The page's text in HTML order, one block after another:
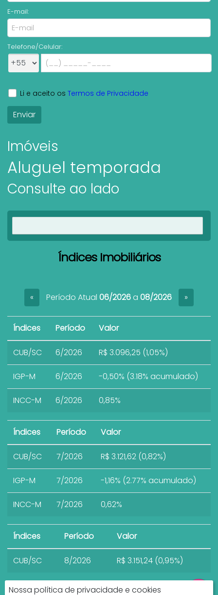
Nossa política de privacidade e cookies
E-mail:
Telefone/Celular:
Li e aceito os Termos de Privacidade
Imóveis
Aluguel temporada
Consulte ao lado
Índices Imobiliários
« Período Atual 06/2026a 08/2026 »
Índices Período Valor
CUB/SC 6/2026 R$ 3.096,25 (1,05%)
IGP-M 6/2026 -0,50% (3.18% acumulado)
INCC-M 6/2026 0,85%
Índices Período Valor
CUB/SC 7/2026 R$ 3.121,62 (0,82%)
IGP-M 7/2026 -1,16% (2.77% acumulado)
INCC-M 7/2026 0,62%
Índices Período Valor
CUB/SC 8/2026 R$ 3.151,24 (0,95%)